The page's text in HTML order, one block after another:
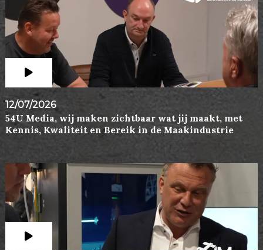
12/07/2026
54U Media, wij maken zichtbaar wat jij maakt, met
Kennis, Kwaliteit en Bereik in de Maakindustrie